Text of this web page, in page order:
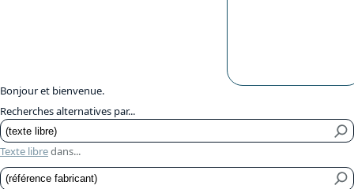
Bonjour et bienvenue.
Recherches alternatives par...
Texte libredans...